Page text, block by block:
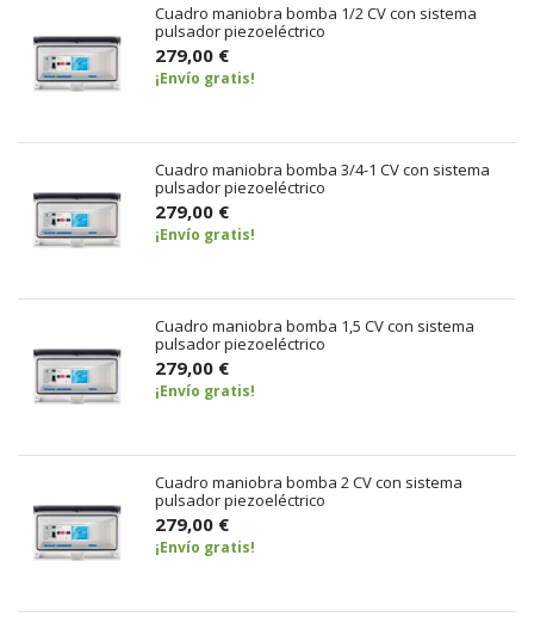
Cuadro maniobra bomba 1/2 CV con sistema
pulsador piezoeléctrico
279,00 €
¡Envío gratis!
Cuadro maniobra bomba 3/4-1 CV con sistema
pulsador piezoeléctrico
279,00 €
¡Envío gratis!
Cuadro maniobra bomba 1,5 CV con sistema
pulsador piezoeléctrico
279,00 €
¡Envío gratis!
Cuadro maniobra bomba 2 CV con sistema
pulsador piezoeléctrico
279,00 €
¡Envío gratis!